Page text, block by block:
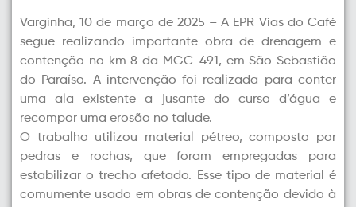
Varginha, 10 de março de 2025 – A EPR Vias do Café
segue realizando importante obra de drenagem e
contenção no km 8 da MGC-491, em São Sebastião
do Paraíso. A intervenção foi realizada para conter
uma ala existente a jusante do curso d’água e
recompor uma erosão no talude.
O trabalho utilizou material pétreo, composto por
pedras e rochas, que foram empregadas para
estabilizar o trecho afetado. Esse tipo de material é
comumente usado em obras de contenção devido à